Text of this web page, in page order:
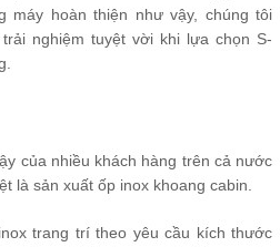
máy hoàn thiện như vậy, chúng tôi
nghiệm tuyệt vời khi lựa chọn S-
của nhiều khách hàng trên cả nước
là sản xuất ốp inox khoang cabin.
trang trí theo yêu cầu kích thước